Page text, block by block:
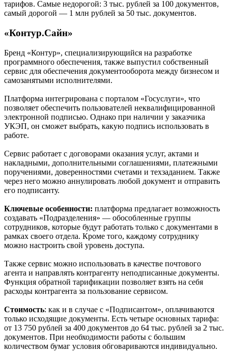
тарифов. Самые недорогой: 3 тыс. рублей за 100 документов,
самый дорогой — 1 млн рублей за 50 тыс. документов.
«Контур.Сайн»
Бренд «Контур», специализирующийся на разработке
программного обеспечения, также выпустил собственный
сервис для обеспечения документооборота между бизнесом и
самозанятыми исполнителями.
Платформа интегрирована с порталом «Госуслуги», что
позволяет обеспечить пользователей неквалифицированной
электронной подписью. Однако при наличии у заказчика
УКЭП, он сможет выбрать, какую подпись использовать в
работе.
Сервис работает с договорами оказания услуг, актами и
накладными, дополнительными соглашениями, платежными
поручениями, доверенностями счетами и техзаданием. Также
через него можно аннулировать любой документ и отправить
его подписанту.
Ключевые особенности: платформа предлагает возможность
создавать «Подразделения» — обособленные группы
сотрудников, которые будут работать только с документами в
рамках своего отдела. Кроме того, каждому сотруднику
можно настроить свой уровень доступа.
Также сервис можно использовать в качестве почтового
агента и направлять контрагенту неподписанные документы.
Функция обратной тарификации позволяет взять на себя
расходы контрагента за пользование сервисом.
Стоимость: как и в случае с «Подписантом», оплачиваются
только исходящие документы. Есть четыре основных тарифа:
от 13 750 рублей за 400 документов до 64 тыс. рублей за 2 тыс.
документов. При необходимости работы с большим
количеством бумаг условия обговариваются индивидуально.